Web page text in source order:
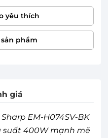
yêu thích
giá
EM-H074SV-BK
suất 400W mạnh mẽ